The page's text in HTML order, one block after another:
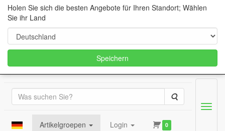
Suche
Artikelgroepen Login 0
Menu
Holen Sie sich die besten Angebote für Ihren Standort; Wählen
Sie ihr Land
Speichern